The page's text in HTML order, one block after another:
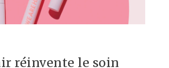
réinvente le soin